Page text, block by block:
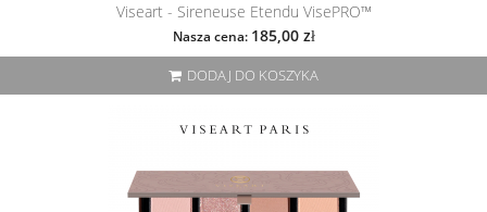
Viseart - Sireneuse Etendu VisePRO™
Nasza cena: 185,00 zł
DODAJ DO KOSZYKA